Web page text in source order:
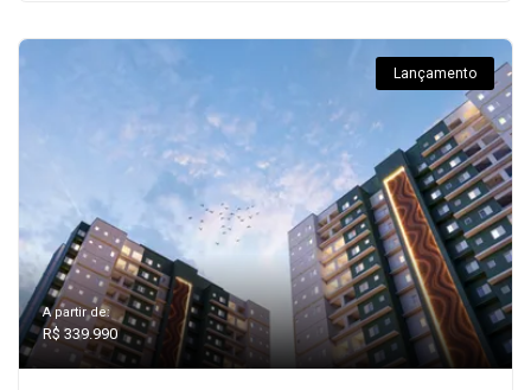
Lançamento
A partir de:
R$ 339.990